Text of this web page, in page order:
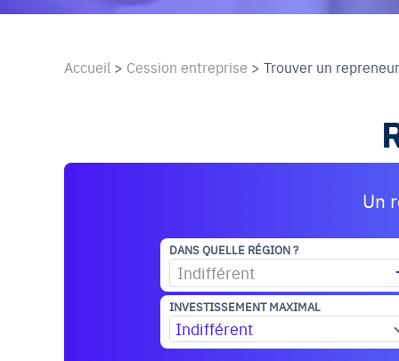
Accueil > Cession entreprise > Trouver un repreneur
Un
DANS QUELLE RÉGION ?
Indifférent
INVESTISSEMENT MAXIMAL
Indifférent